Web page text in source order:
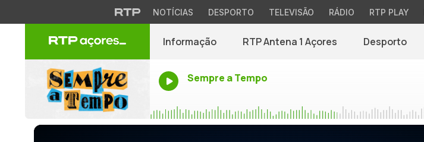
NOTÍCIAS DESPORTO TELEVISÃO RÁDIO RTP PLAY
Informação RTP Antena 1 Açores Desporto
Sempre a Tempo